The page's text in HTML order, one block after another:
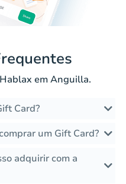
em Anguilla.
Card?
um Gift Card?
adquirir com a